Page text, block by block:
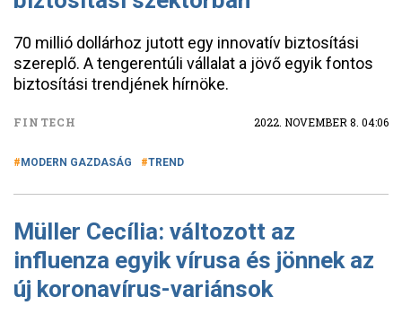
70 millió dollárhoz jutott egy innovatív biztosítási
szereplő. A tengerentúli vállalat a jövő egyik fontos
biztosítási trendjének hírnöke.
FINTECH 2022. NOVEMBER 8. 04:06
MODERN GAZDASÁG TREND
Müller Cecília: változott az
influenza egyik vírusa és jönnek az
új koronavírus-variánsok